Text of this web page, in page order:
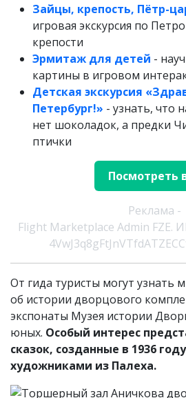
Зайцы, крепость, Пётр-
игровая экскурсия по
крепости
Эрмитаж для детей -
картины в игровом
Детская экскурсия
Петербург!» - узнать, что
нет шоколадок, а предки
птички
Посмотреть
Реклама -
Flight Marketplace Admin FZE.
От гида туристы могут узнать
об истории дворцового
экспонаты Музея истории
юных. Особый интерес
сказок, созданные в 1936
художниками из Палеха.